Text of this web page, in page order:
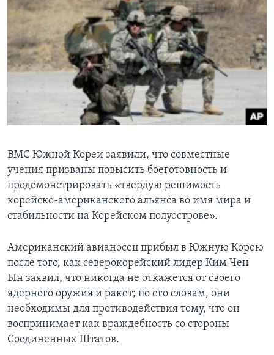
ВМС Южной Кореи заявили, что совместные
учения призваны повысить боеготовность и
продемонстрировать «твердую решимость
корейско-американского альянса во имя мира и
стабильности на Корейском полуострове».
Американский авианосец прибыл в Южную Корею
после того, как северокорейский лидер Ким Чен
Ын заявил, что никогда не откажется от своего
ядерного оружия и ракет; по его словам, они
необходимы для противодействия тому, что он
воспринимает как враждебность со стороны
Соединенных Штатов.